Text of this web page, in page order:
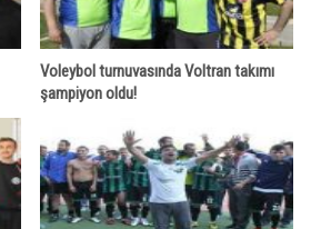
Voleybol turnuvasında Voltran takımı
şampiyon oldu!